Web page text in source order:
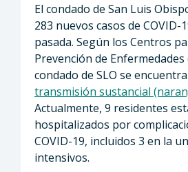
El condado de San Luis
283 nuevos casos de COVID-
pasada. Según los Centros
Prevención de Enfermedades
condado de SLO se
transmisión sustancial
Actualmente, 9 residentes
hospitalizados por
COVID-19, incluidos 3 en la
intensivos.